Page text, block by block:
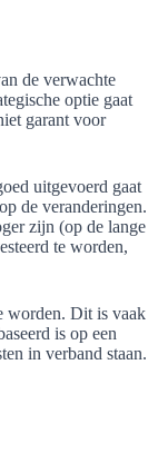
de verwachte
optie gaat
garant voor
uitgevoerd gaat
de veranderingen.
zijn (op de lange
te worden,
worden. Dit is vaak
is op een
in verband staan.